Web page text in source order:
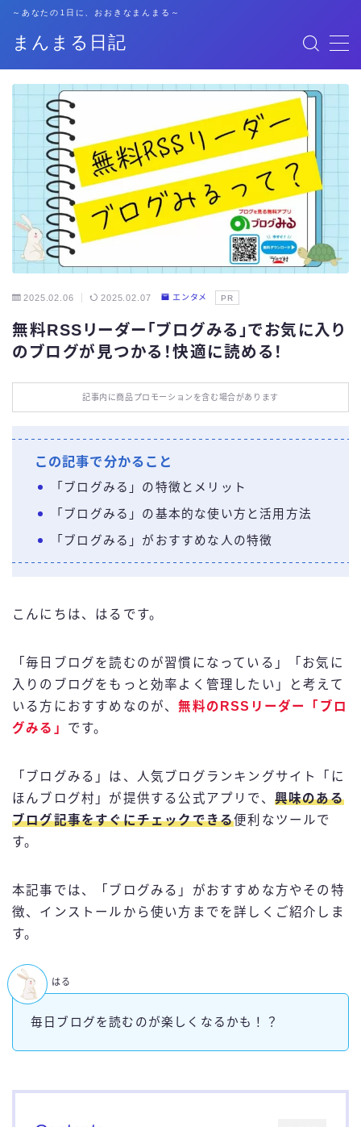
まんまる日記
～あなたの1日に、おおきなまんまる～
格安SIM
暮らし
資格勉強
キャリア
おでかけ
お役立ち情報
IT・スキル
ふるさと納税
ブログ技術
お問い合わせ
2025.02.06 2025.02.07 エンタメ PR
無料RSSリーダー「ブログみる」でお気に入り
のブログが見つかる！快適に読める！
記事内に商品プロモーションを含む場合があります
この記事で分かること
「ブログみる」の特徴とメリット
「ブログみる」の基本的な使い方と活用方法
「ブログみる」がおすすめな人の特徴
こんにちは、はるです。
「毎日ブログを読むのが習慣になっている」「お気に
入りのブログをもっと効率よく管理したい」と考えて
いる方におすすめなのが、無料のRSSリーダー「ブロ
グみる」 です。
「ブログみる」は、人気ブログランキングサイト「に
ほんブログ村」が提供する公式アプリで、 興味のある
ブログ記事をすぐにチェックできる便利なツールで
す。
本記事では、「ブログみる」がおすすめな方やその特
徴、インストールから使い方までを詳しくご紹介しま
す。
毎日ブログを読むのが楽しくなるかも！？
はる